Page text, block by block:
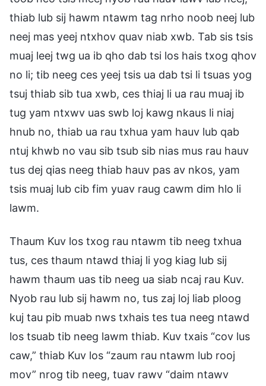
thiab lub sij hawm ntawm tag nrho noob neej lub
neej mas yeej ntxhov quav niab xwb. Tab sis tsis
muaj leej twg ua ib qho dab tsi los hais txog qhov
no li; tib neeg ces yeej tsis ua dab tsi li tsuas yog
tsuj thiab sib tua xwb, ces thiaj li ua rau muaj ib
tug yam ntxwv uas swb loj kawg nkaus li niaj
hnub no, thiab ua rau txhua yam hauv lub qab
ntuj khwb no vau sib tsub sib nias mus rau hauv
tus dej qias neeg thiab hauv pas av nkos, yam
tsis muaj lub cib fim yuav raug cawm dim hlo li
lawm.
Thaum Kuv los txog rau ntawm tib neeg txhua
tus, ces thaum ntawd thiaj li yog kiag lub sij
hawm thaum uas tib neeg ua siab ncaj rau Kuv.
Nyob rau lub sij hawm no, tus zaj loj liab ploog
kuj tau pib muab nws txhais tes tua neeg ntawd
los tsuab tib neeg lawm thiab. Kuv txais “cov lus
caw,” thiab Kuv los “zaum rau ntawm lub rooj
mov” nrog tib neeg, tuav rawv “daim ntawv